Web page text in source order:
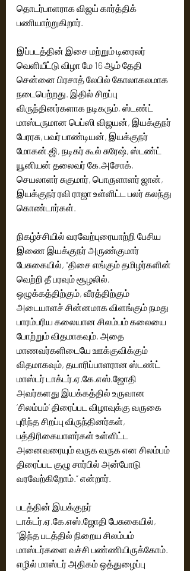
தொடர்பாளராக விஜய் கார்த்திக்
பணியாற்றுகிறார்.
இப்படத்தின் இசை மற்றும் டிரைலர்
வெளியீட்டு விழா மே 16 ஆம் தேதி
சென்னை பிரசாத் லேபில் கோலாகலமாக
நடைபெற்றது. இதில் சிறப்பு
விருந்தினர்களாக நடிகரும், ஸ்டண்ட்
மாஸ்டருமான பெப்ஸி விஜயன், இயக்குநர்
பேரரசு, பவர் பாண்டியன், இயக்குநர்
மோகன்.ஜி, நடிகர் கூல் சுரேஷ், ஸ்டண்ட்
யூனியன் தலைவர் கே.அசோக்,
செயலாளர் சுகுமார், பொருளாளர் ஜான்,
இயக்குநர் ரவி ராஜா உள்ளிட்ட பலர் கலந்து
கொண்டார்கள்.
நிகழ்ச்சியில் வரவேற்புரையாற்றி பேசிய
இணை இயக்குநர் அருண்குமார்
பேசுகையில், “திசை எங்கும் தமிழர்களின்
வெற்றி தீ பரவும் சூழலில்,
ஒழுக்கத்திற்கும், வீரத்திற்கும்
அடையாளச் சின்னமாக விளங்கும் நமது
பாரம்பரிய கலையான சிலம்பம் கலையை
போற்றும் விதமாகவும், அதை
மாணவர்களிடையே ஊக்குவிக்கும்
விதமாகவும், தயாரிப்பாளரான ஸ்டண்ட்
மாஸ்டர் டாக்டர்.ஏ.கே.எஸ்.ஜோதி
அவர்களது இயக்கத்தில் உருவான
‘சிலம்பம்’ திரைப்பட விழாவுக்கு வருகை
புரிந்த சிறப்பு விருந்தினர்கள்,
பத்திரிகையாளர்கள் உள்ளிட்ட
அனைவரையும் வருக வருக என சிலம்பம்
திரைப்பட குழு சார்பில் அன்போடு
வரவேற்கிறோம்.” என்றார்.
படத்தின் இயக்குநர்
டாக்டர்.ஏ.கே.எஸ்.ஜோதி பேசுகையில்,
“இந்த படத்தில் நிறைய சிலம்பம்
மாஸ்டர்களை வச்சி பண்ணியிருக்கோம்.
எழில் மாஸ்டர் அதிகம் ஒத்துழைப்பு